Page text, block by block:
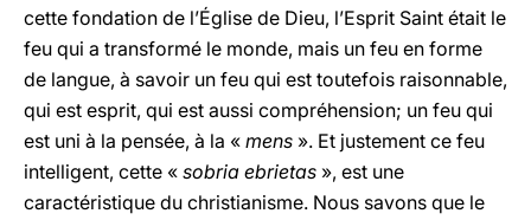
cette fondation de l’Église de Dieu, l’Esprit Saint était le
feu qui a transformé le monde, mais un feu en forme
de langue, à savoir un feu qui est toutefois raisonnable,
qui est esprit, qui est aussi compréhension; un feu qui
est uni à la pensée, à la « mens ». Et justement ce feu
intelligent, cette « sobria ebrietas », est une
caractéristique du christianisme. Nous savons que le